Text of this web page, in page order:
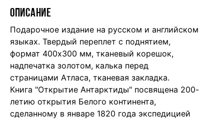
ОПИСАНИЕ
Подарочное издание на русском и английском
языках. Твердый переплет с поднятием,
формат 400х300 мм, тканевый корешок,
надпечатка золотом, калька перед
страницами Атласа, тканевая закладка.
Книга "Открытие Антарктиды" посвящена 200-
летию открытия Белого континента,
сделанному в январе 1820 года экспедицией